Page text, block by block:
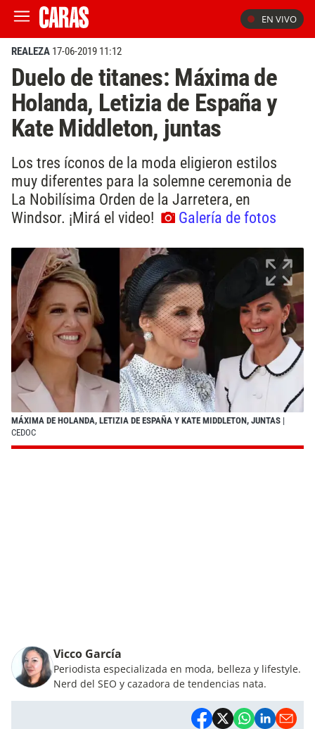
EN VIVO
REALEZA 17-06-2019 11:12
Duelo de titanes: Máxima de
Holanda, Letizia de España y
Kate Middleton, juntas
Los tres íconos de la moda eligieron estilos
muy diferentes para la solemne ceremonia de
La Nobilísima Orden de la Jarretera, en
Windsor. ¡Mirá el video!
Galería de fotos
MÁXIMA DE HOLANDA, LETIZIA DE ESPAÑA Y KATE MIDDLETON, JUNTAS |
CEDOC
Vicco García
Periodista especializada en moda, belleza y lifestyle.
Nerd del SEO y cazadora de tendencias nata.